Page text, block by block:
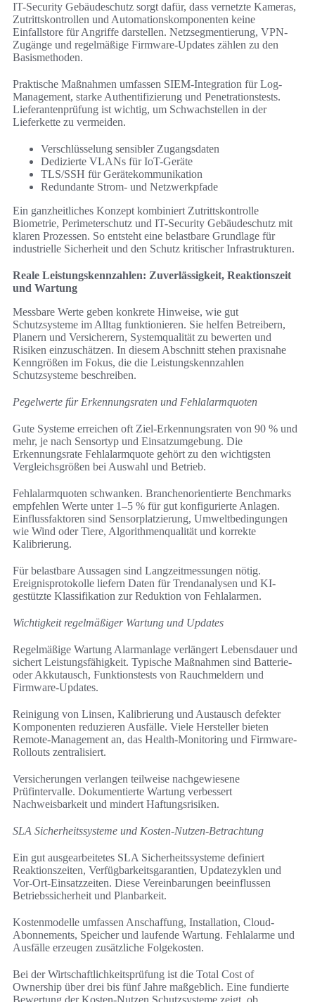
IT-Security Gebäudeschutz sorgt dafür, dass vernetzte Kameras,
Zutrittskontrollen und Automationskomponenten keine
Einfallstore für Angriffe darstellen. Netzsegmentierung, VPN-
Zugänge und regelmäßige Firmware-Updates zählen zu den
Basismethoden.
Praktische Maßnahmen umfassen SIEM-Integration für Log-
Management, starke Authentifizierung und Penetrationstests.
Lieferantenprüfung ist wichtig, um Schwachstellen in der
Lieferkette zu vermeiden.
Verschlüsselung sensibler Zugangsdaten
Dedizierte VLANs für IoT-Geräte
TLS/SSH für Gerätekommunikation
Redundante Strom- und Netzwerkpfade
Ein ganzheitliches Konzept kombiniert Zutrittskontrolle
Biometrie, Perimeterschutz und IT-Security Gebäudeschutz mit
klaren Prozessen. So entsteht eine belastbare Grundlage für
industrielle Sicherheit und den Schutz kritischer Infrastrukturen.
Reale Leistungskennzahlen: Zuverlässigkeit, Reaktionszeit
und Wartung
Messbare Werte geben konkrete Hinweise, wie gut
Schutzsysteme im Alltag funktionieren. Sie helfen Betreibern,
Planern und Versicherern, Systemqualität zu bewerten und
Risiken einzuschätzen. In diesem Abschnitt stehen praxisnahe
Kenngrößen im Fokus, die die Leistungskennzahlen
Schutzsysteme beschreiben.
Pegelwerte für Erkennungsraten und Fehlalarmquoten
Gute Systeme erreichen oft Ziel-Erkennungsraten von 90 % und
mehr, je nach Sensortyp und Einsatzumgebung. Die
Erkennungsrate Fehlalarmquote gehört zu den wichtigsten
Vergleichsgrößen bei Auswahl und Betrieb.
Fehlalarmquoten schwanken. Branchenorientierte Benchmarks
empfehlen Werte unter 1–5 % für gut konfigurierte Anlagen.
Einflussfaktoren sind Sensorplatzierung, Umweltbedingungen
wie Wind oder Tiere, Algorithmenqualität und korrekte
Kalibrierung.
Für belastbare Aussagen sind Langzeitmessungen nötig.
Ereignisprotokolle liefern Daten für Trendanalysen und KI-
gestützte Klassifikation zur Reduktion von Fehlalarmen.
Wichtigkeit regelmäßiger Wartung und Updates
Regelmäßige Wartung Alarmanlage verlängert Lebensdauer und
sichert Leistungsfähigkeit. Typische Maßnahmen sind Batterie-
oder Akkutausch, Funktionstests von Rauchmeldern und
Firmware-Updates.
Reinigung von Linsen, Kalibrierung und Austausch defekter
Komponenten reduzieren Ausfälle. Viele Hersteller bieten
Remote-Management an, das Health-Monitoring und Firmware-
Rollouts zentralisiert.
Versicherungen verlangen teilweise nachgewiesene
Prüfintervalle. Dokumentierte Wartung verbessert
Nachweisbarkeit und mindert Haftungsrisiken.
SLA Sicherheitssysteme und Kosten-Nutzen-Betrachtung
Ein gut ausgearbeitetes SLA Sicherheitssysteme definiert
Reaktionszeiten, Verfügbarkeitsgarantien, Updatezyklen und
Vor-Ort-Einsatzzeiten. Diese Vereinbarungen beeinflussen
Betriebssicherheit und Planbarkeit.
Kostenmodelle umfassen Anschaffung, Installation, Cloud-
Abonnements, Speicher und laufende Wartung. Fehlalarme und
Ausfälle erzeugen zusätzliche Folgekosten.
Bei der Wirtschaftlichkeitsprüfung ist die Total Cost of
Ownership über drei bis fünf Jahre maßgeblich. Eine fundierte